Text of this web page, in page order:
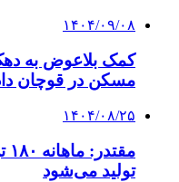
۱۴۰۴/۰۹/۰۸
کمک بلاعوض به
مسکن در قوچان
۱۴۰۴/۰۸/۲۵
تولید می‌شود